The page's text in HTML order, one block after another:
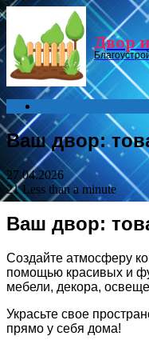
Menu
Двор
for
Ваш двор:
27.04.2026
21Less than a minute
Ваш двор:
Создайте атмосферу
помощью красивых и
мебели, декора,
Украсьте свое
прямо у себя дома!